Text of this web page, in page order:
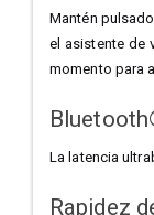
Mantén
el asistente de
momento para
La latencia
Rapidez